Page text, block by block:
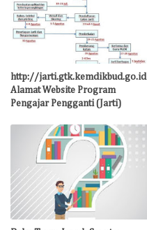
http://jarti.gtk.kemdikbud.go.id
Alamat Website Program
Pengajar Pengganti (Jarti)